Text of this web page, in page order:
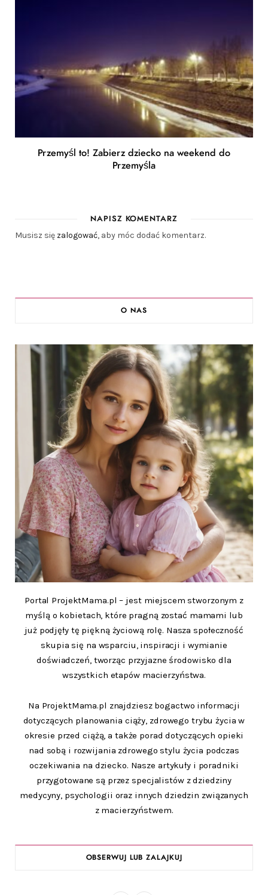
Przemyśl to! Zabierz dziecko na weekend do
Przemyśla
NAPISZ KOMENTARZ
Musisz się zalogować, aby móc dodać komentarz.
O NAS
Portal ProjektMama.pl – jest miejscem stworzonym z
myślą o kobietach, które pragną zostać mamami lub
już podjęły tę piękną życiową rolę. Nasza społeczność
skupia się na wsparciu, inspiracji i wymianie
doświadczeń, tworząc przyjazne środowisko dla
wszystkich etapów macierzyństwa.
Na ProjektMama.pl znajdziesz bogactwo informacji
dotyczących planowania ciąży, zdrowego trybu życia w
okresie przed ciążą, a także porad dotyczących opieki
nad sobą i rozwijania zdrowego stylu życia podczas
oczekiwania na dziecko. Nasze artykuły i poradniki
przygotowane są przez specjalistów z dziedziny
medycyny, psychologii oraz innych dziedzin związanych
z macierzyństwem.
OBSERWUJ LUB ZALAJKUJ